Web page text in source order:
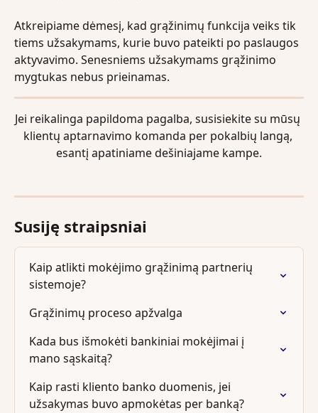
Atkreipiame dėmesį, kad grąžinimų funkcija veiks tik
tiems užsakymams, kurie buvo pateikti po paslaugos
aktyvavimo. Senesniems užsakymams grąžinimo
mygtukas nebus prieinamas.
Jei reikalinga papildoma pagalba, susisiekite su mūsų
klientų aptarnavimo komanda per pokalbių langą,
esantį apatiniame dešiniajame kampe.
Susiję straipsniai
Kaip atlikti mokėjimo grąžinimą partnerių
sistemoje?
Grąžinimų proceso apžvalga
Kada bus išmokėti bankiniai mokėjimai į
mano sąskaitą?
Kaip rasti kliento banko duomenis, jei
užsakymas buvo apmokėtas per banką?